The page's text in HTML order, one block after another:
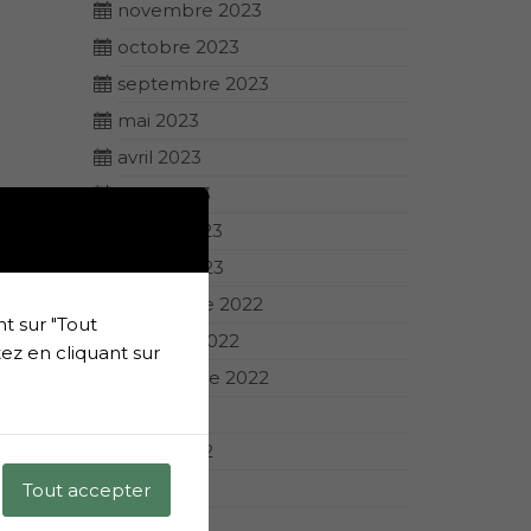
novembre 2023
octobre 2023
septembre 2023
mai 2023
avril 2023
mars 2023
février 2023
janvier 2023
décembre 2022
octobre 2022
septembre 2022
juillet 2022
juin 2022
avril 2022
sur "Tout
en cliquant sur
Tout accepter